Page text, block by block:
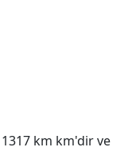
km km'dir ve